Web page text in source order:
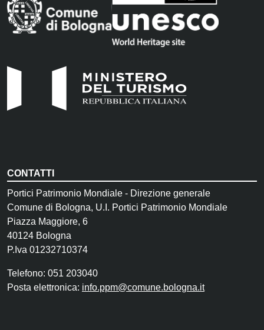
CONTATTI
Portici Patrimonio Mondiale - Direzione generale
Comune di Bologna, U.I. Portici Patrimonio Mondiale
Piazza Maggiore, 6
40124 Bologna
P.Iva 01232710374
Telefono: 051 203040
Posta elettronica: info.ppm@comune.bologna.it